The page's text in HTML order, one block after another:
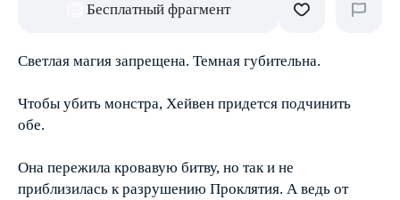
Бесплатный фрагмент
Светлая магия запрещена. Темная губительна.
Чтобы убить монстра, Хейвен придется подчинить
обе.
Она пережила кровавую битву, но так и не
приблизилась к разрушению Проклятия. А ведь от